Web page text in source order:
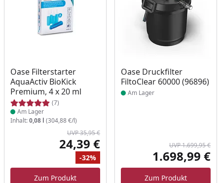
Oase Filterstarter
AquaActiv BioKick
Premium, 4 x 20 ml
(7)
Produkt am Lager
Am Lager
Inhalt:0,08 l (304,88 €/l)
Ursprünglicher Preis
UVP 35,95 €
Aktueller Preis
24,39 €
Rabatt
-32%
Zum Produkt
Oase Druckfilter
FiltoClear 60000 (96896)
Produkt am Lager
Am Lager
UVP 1.699,95 €
1.698,99 €
Zum Produkt